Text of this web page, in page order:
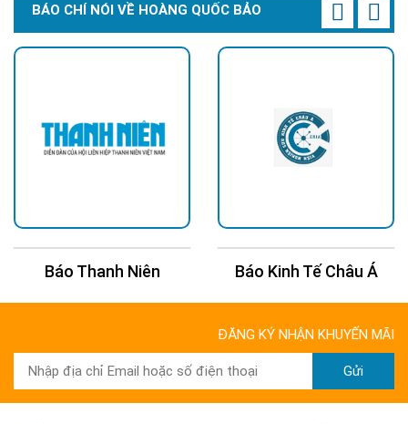
BÁO CHÍ NÓI VỀ HOÀNG QUỐC BẢO
Báo Thanh Niên Báo Kinh Tế Châu Á
ĐĂNG KÝ NHẬN KHUYẾN MÃI
Gửi